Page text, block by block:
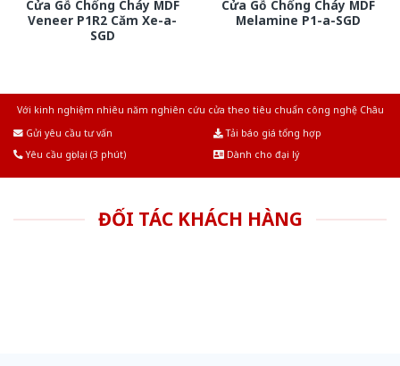
Cửa Gỗ Chống Cháy MDF
Veneer P1R2 Căm Xe-a-
SGD
Cửa Gỗ Chống Cháy MDF
Melamine P1-a-SGD
Với kinh nghiệm nhiêu năm nghiên cứu cửa theo tiêu chuẩn công nghệ Châu
Gửi yêu cầu tư vấn
Tải báo giá tổng hợp
Yêu cầu gọi lại (3 phút)
Dành cho đại lý
ĐỐI TÁC KHÁCH HÀNG